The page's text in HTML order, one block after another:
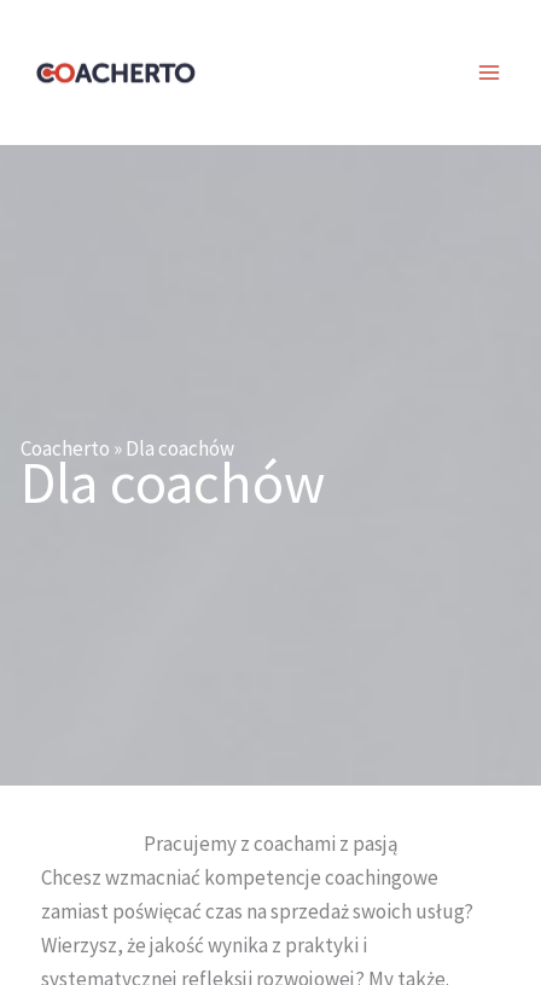
content
Coacherto » Dla coachów
Dla coachów
Pracujemy z coachami z pasją
Chcesz wzmacniać kompetencje coachingowe
zamiast poświęcać czas na sprzedaż swoich usług?
Wierzysz, że jakość wynika z praktyki i
systematycznej refleksji rozwojowej? My także.